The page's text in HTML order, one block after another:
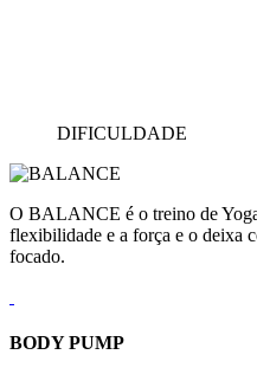
DIFICULDADE
O BALANCE é o treino de
flexibilidade e a força e o deixa
focado.
BODY PUMP